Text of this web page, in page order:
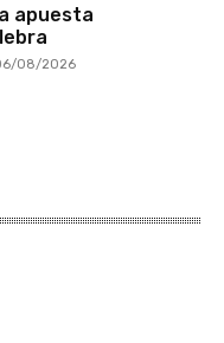
apuesta
08/2026